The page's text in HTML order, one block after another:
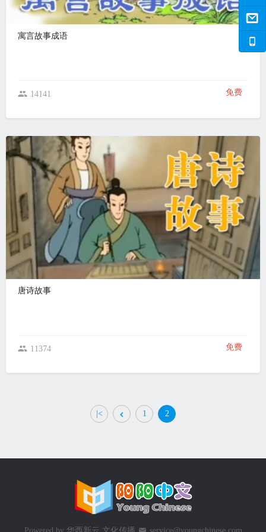
寓言故事成语
14141 免费
唐诗故事
11374 免费
|< 1 2
Powered by 华西新云 文化传播 service@youngchinese.com